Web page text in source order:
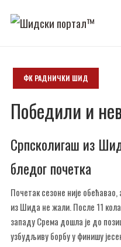
ФК РАДНИЧКИ ШИД
Победили и
Српсколигаш из
бледог почетка
Почетак сезоне није
из Шида не жали. После 11
западу Срема дошла је до
узбудљиву борбу у финишу